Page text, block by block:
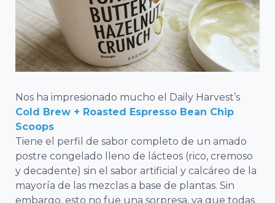
Nos ha impresionado mucho el Daily Harvest’s
Cold Brew + Roasted Espresso Bean Chip
Scoops
Tiene el perfil de sabor completo de un amado
postre congelado lleno de lácteos (rico, cremoso
y decadente) sin el sabor artificial y calcáreo de la
mayoría de las mezclas a base de plantas. Sin
embargo, esto no fue una sorpresa, ya que todas